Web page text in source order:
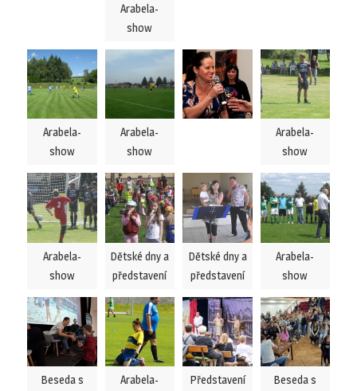
Arabela-
show
Arabela-
show
Arabela-
show
Arabela-
show
Arabela-
show
Dětské dny a
představení
Dětské dny a
představení
Arabela-
show
Beseda s
Arabela-
Představení
Beseda s